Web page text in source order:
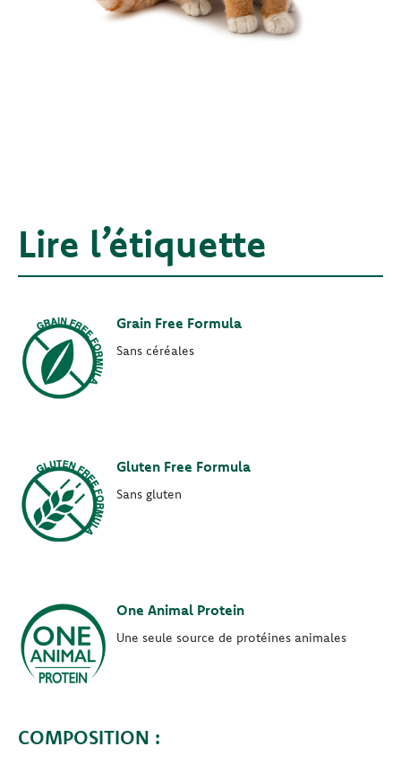
Lire l’étiquette
Grain Free Formula
Sans céréales
Gluten Free Formula
Sans gluten
One Animal Protein
Une seule source de protéines animales
COMPOSITION :